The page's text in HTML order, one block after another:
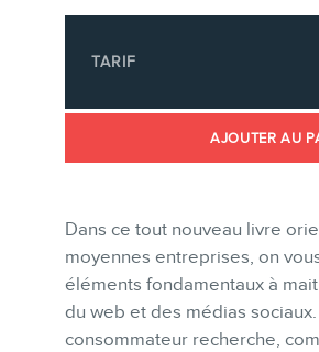
Formations
groupe
Audits web (SEO)
TARIF
AJOUTER AU
Dans ce tout nouveau livre
moyennes entreprises, on
éléments fondamentaux à
du web et des médias sociaux.
consommateur recherche,